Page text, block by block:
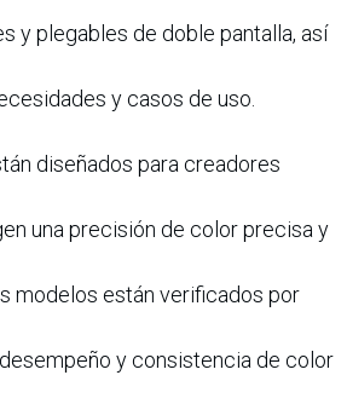
y plegables de doble pantalla, así
y casos de uso.
diseñados para creadores
una precisión de color precisa y
modelos están verificados por
y consistencia de color